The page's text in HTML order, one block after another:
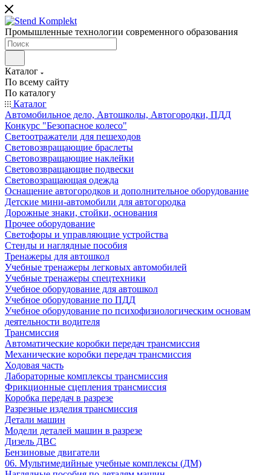
Промышленные технологии современного образования
Каталог
По всему сайту
По каталогу
Каталог
Автомобильное дело, Автошколы, Автогородки, ПДД
Конкурс "Безопасное колесо"
Светоотражатели для пешеходов
Световозвращающие браслеты
Световозвращающие наклейки
Световозвращающие подвески
Световозращающая одежда
Оснащение автогородков и дополнительное оборудование
Детские мини-автомобили для автогородка
Дорожные знаки, стойки, основания
Прочее оборудование
Светофоры и управляющие устройства
Стенды и наглядные пособия
Тренажеры для автошкол
Учебные тренажеры легковых автомобилей
Учебные тренажеры спецтехники
Учебное оборудование для автошкол
Учебное оборудование по ПДД
Учебное оборудование по психофизиологическим основам
деятельности водителя
Трансмиссия
Автоматические коробки передач трансмиссия
Механические коробки передач трансмиссия
Ходовая часть
Лабораторные комплексы трансмиссия
Фрикционные сцепления трансмиссия
Коробка передач в разрезе
Разрезные изделия трансмиссия
Детали машин
Модели деталей машин в разрезе
Дизель ДВС
Бензиновые двигатели
06. Мультимедийные учебные комплексы (ДМ)